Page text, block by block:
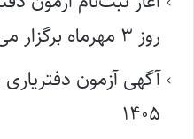
روز ۳ مهرماه برگزار می‌شود
آگهی آزمون
۱۴۰۵